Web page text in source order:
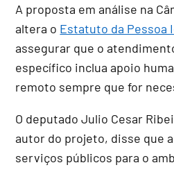
A proposta em análise na
altera o Estatuto da Pessoa
assegurar que o
específico inclua apoio
remoto sempre que for
O deputado Julio Cesar
autor do projeto, disse que
serviços públicos para o